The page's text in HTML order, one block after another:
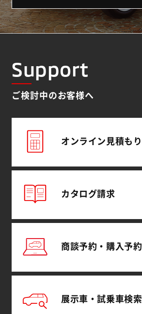
Support
ご検討中のお客様へ
オンライン 見積もり
カタログ請求
商談予約・ 購入予約
展示車・試乗車検索